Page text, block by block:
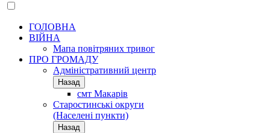
ГОЛОВНА
ВІЙНА
Мапа повітряних тривог
ПРО ГРОМАДУ
Aдміністративний центр
Назад
смт Макарів
Старостинські округи
(Населені пункти)
Назад